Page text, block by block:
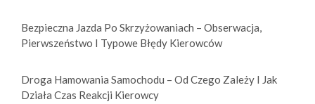
Bezpieczna Jazda Po Skrzyżowaniach – Obserwacja,
Pierwszeństwo I Typowe Błędy Kierowców
Droga Hamowania Samochodu – Od Czego Zależy I Jak
Działa Czas Reakcji Kierowcy